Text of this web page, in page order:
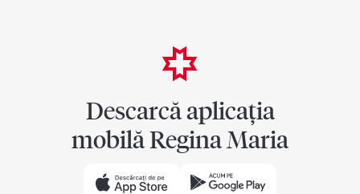
Descarcă aplicația
mobilă Regina Maria